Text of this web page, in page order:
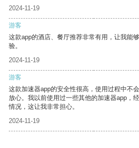
2024-11-19
游客
这款app的酒店、餐厅推荐非常有用，让我能
验。
2024-11-19
游客
这款加速器app的安全性很高，使用过程中不
放心。我以前使用过一些其他的加速器app，
情况，这让我非常担心。
2024-11-19